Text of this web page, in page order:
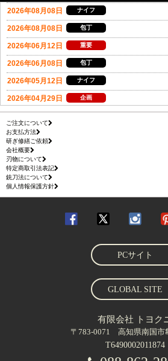
ご注文について
お支払方法
研ぎ修繕ご依頼
会社概要
刃物について
特定商取引法表記
銃刀法について
個人情報保護方針
PCサイト
GLOBAL SITE
有限会社 トヨク
〒783-0071 高知県南国市
T6490002011874